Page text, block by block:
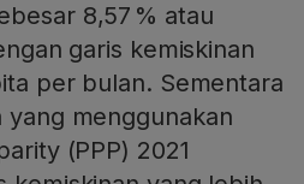
8,57 % atau
garis kemiskinan
per bulan. Sementara
yang menggunakan
(PPP) 2021